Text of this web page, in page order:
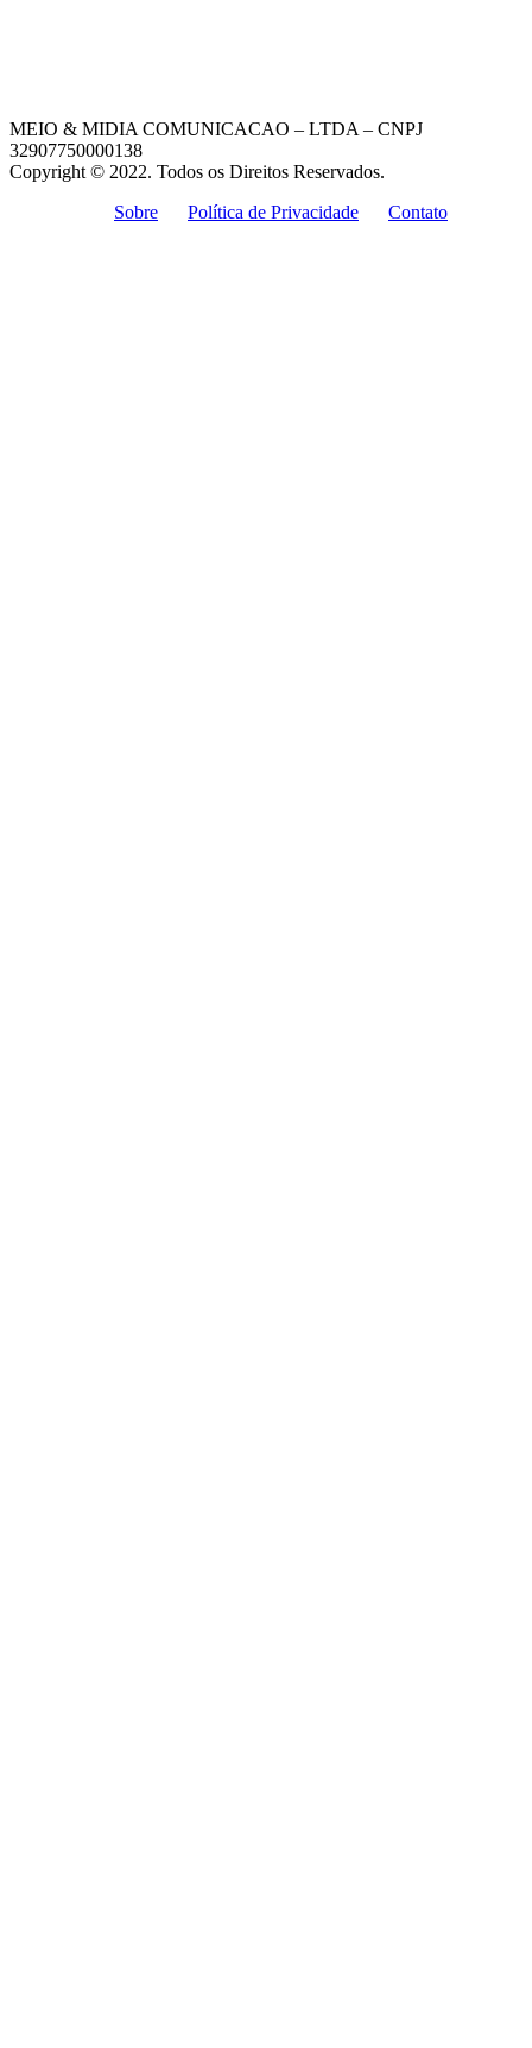
MEIO & MIDIA COMUNICACAO – LTDA – CNPJ
32907750000138
Copyright © 2022. Todos os Direitos Reservados.
Sobre
Política de Privacidade Contato